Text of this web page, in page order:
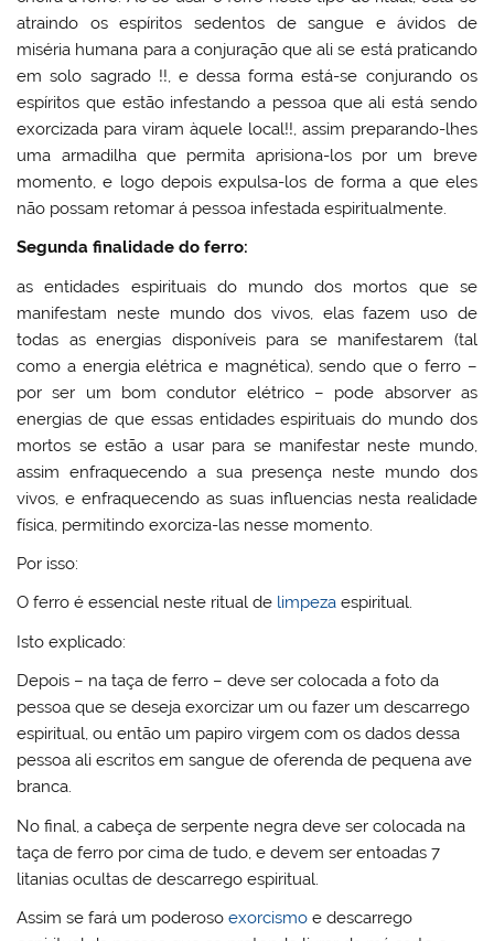
atraindo os espíritos sedentos de sangue e ávidos de
miséria humana para a conjuração que ali se está praticando
em solo sagrado !!, e dessa forma está-se conjurando os
espíritos que estão infestando a pessoa que ali está sendo
exorcizada para viram àquele local!!, assim preparando-lhes
uma armadilha que permita aprisiona-los por um breve
momento, e logo depois expulsa-los de forma a que eles
não possam retomar á pessoa infestada espiritualmente.
Segunda finalidade do ferro:
as entidades espirituais do mundo dos mortos que se
manifestam neste mundo dos vivos, elas fazem uso de
todas as energias disponíveis para se manifestarem (tal
como a energia elétrica e magnética), sendo que o ferro –
por ser um bom condutor elétrico – pode absorver as
energias de que essas entidades espirituais do mundo dos
mortos se estão a usar para se manifestar neste mundo,
assim enfraquecendo a sua presença neste mundo dos
vivos, e enfraquecendo as suas influencias nesta realidade
física, permitindo exorciza-las nesse momento.
Por isso:
O ferro é essencial neste ritual de limpeza espiritual.
Isto explicado:
Depois – na taça de ferro – deve ser colocada a foto da
pessoa que se deseja exorcizar um ou fazer um descarrego
espiritual, ou então um papiro virgem com os dados dessa
pessoa ali escritos em sangue de oferenda de pequena ave
branca.
No final, a cabeça de serpente negra deve ser colocada na
taça de ferro por cima de tudo, e devem ser entoadas 7
litanias ocultas de descarrego espiritual.
Assim se fará um poderosoexorcismo e descarrego